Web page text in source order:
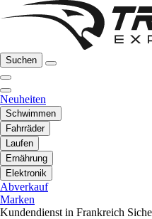
Suchen
Neuheiten
Schwimmen
Fahrräder
Laufen
Ernährung
Elektronik
Abverkauf
Marken
Kundendienst in Frankreich